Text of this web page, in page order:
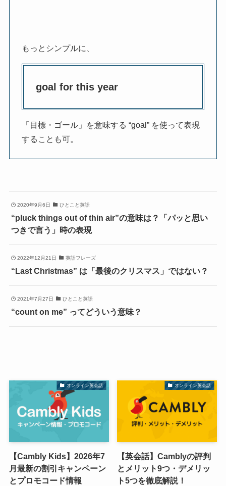
もっとシンプルに、
goal for this year
「目標・ゴール」を意味する “goal” を使って表現
することも可。
2020年9月6日 ひとこと英語
“pluck things out of thin air”の意味は？「パッと思い
つきで言う」時の表現
2022年12月21日 英語フレーズ
“Last Christmas” は「最後のクリスマス」ではない？
2021年7月27日 ひとこと英語
“count on me” ってどういう意味？
オンライン英会話
【Cambly Kids】2026年7
月最新の割引キャンペーン
とプロモコード情報
オンライン英会話
【英会話】Camblyの評判
とメリット9つ・デメリッ
ト5つを徹底解説！